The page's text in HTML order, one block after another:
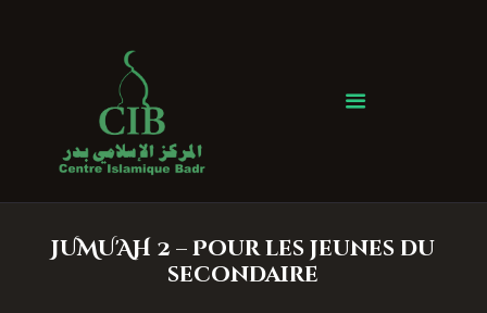
JUMU'AH 2 – Pour les jeunes du
secondaire
Centre Islamique Badr
Accueil
À propos
Services
Faire un don